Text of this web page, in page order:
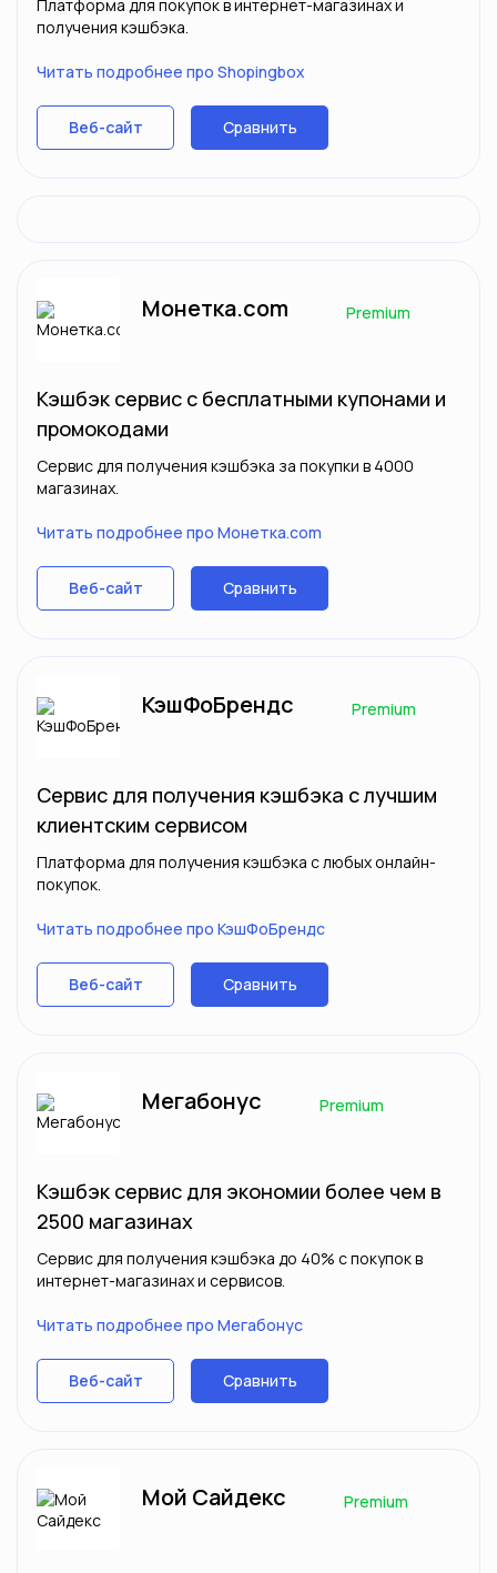
Платформа для покупок в интернет-магазинах и
получения кэшбэка.
Читать подробнее про Shopingbox
Веб-сайт Сравнить
Монетка.com Premium
Кэшбэк сервис с бесплатными купонами и
промокодами
Сервис для получения кэшбэка за покупки в 4000
магазинах.
Читать подробнее про Монетка.com
Веб-сайт Сравнить
КэшФоБрендс Premium
Сервис для получения кэшбэка с лучшим
клиентским сервисом
Платформа для получения кэшбэка с любых онлайн-
покупок.
Читать подробнее про КэшФоБрендс
Веб-сайт Сравнить
Мегабонус Premium
Кэшбэк сервис для экономии более чем в
2500 магазинах
Сервис для получения кэшбэка до 40% с покупок в
интернет-магазинах и сервисов.
Читать подробнее про Мегабонус
Веб-сайт Сравнить
Мой Сайдекс Premium